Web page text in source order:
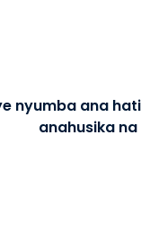
nyumba ana
anahusika